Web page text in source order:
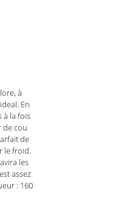
à
En
à la fois
de cou
de
le froid.
les
assez
: 160